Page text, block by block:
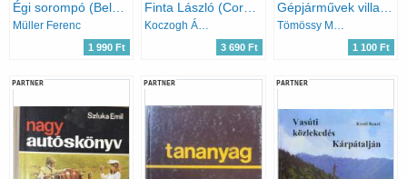
Müller Ferenc
1 990 Ft 3 690 Ft 1 100 Ft
PARTNER PARTNER PARTNER